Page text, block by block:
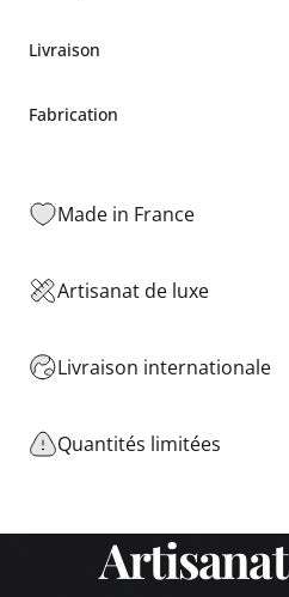
Livraison
Fabrication
Made in France
Artisanat de luxe
Livraison internationale
Quantités limitées
Artisanat